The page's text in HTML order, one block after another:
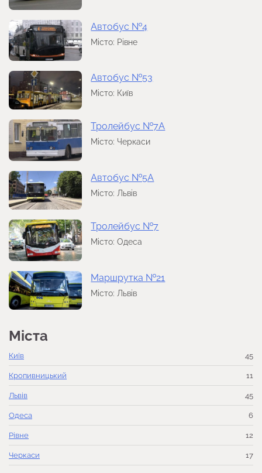
Автобус №4
Місто: Рівне
Автобус №53
Місто: Київ
Тролейбус №7А
Місто: Черкаси
Автобус №5А
Місто: Львів
Тролейбус №7
Місто: Одеса
Маршрутка №21
Місто: Львів
Міста
Київ 45
Кропивницький 11
Львів 45
Одеса 6
Рівне 12
Черкаси 17